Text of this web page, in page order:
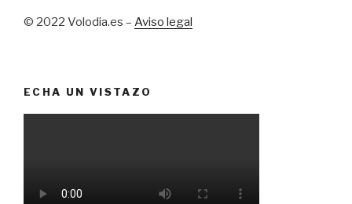
© 2022 Volodia.es – Aviso legal
ECHA UN VISTAZO